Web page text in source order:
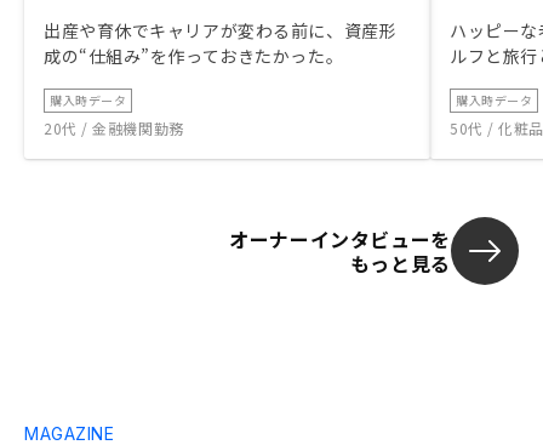
出産や育休でキャリアが変わる前に、資産形
成の“仕組み”を作っておきたかった。
購入時データ
20代 / 金融機関勤務
ハッピー
ルフと旅
購入時データ
50代 / 化粧
オーナーインタビューを
もっと見る
MAGAZINE